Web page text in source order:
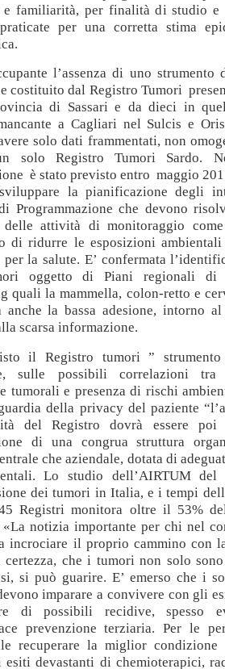
e familiarità, per finalità di studio e
per una corretta stima
l’assenza di uno strumento
costituito dal Registro Tumori
di Sassari e da dieci in
a Cagliari nel Sulcis e
solo dati frammentati, non
solo Registro Tumori Sardo.
è stato previsto entro maggio
la pianificazione degli
Programmazione che devono
delle attività di monitoraggio
di ridurre le esposizioni ambientali
per la salute. E’ confermata
oggetto di Piani regionali di
quali la mammella, colon-retto e
anche la bassa adesione, intorno
scarsa informazione.
il Registro tumori ” strumento
sulle possibili correlazioni tra
tumorali e presenza di rischi
della privacy del paziente
del Registro dovrà essere poi
di una congrua struttura
che aziendale, dotata di
Lo studio dell’AIRTUM
dei tumori in Italia, e i tempi
Registri monitora oltre il 53%
«La notizia importante per chi nel
incrociare il proprio cammino con
certezza, che i tumori non solo
si può guarire. E’ emerso che i
imparare a convivere con gli
di possibili recidive, spesso
prevenzione terziaria. Per le
recuperare la miglior
esiti devastanti di chemioterapici,